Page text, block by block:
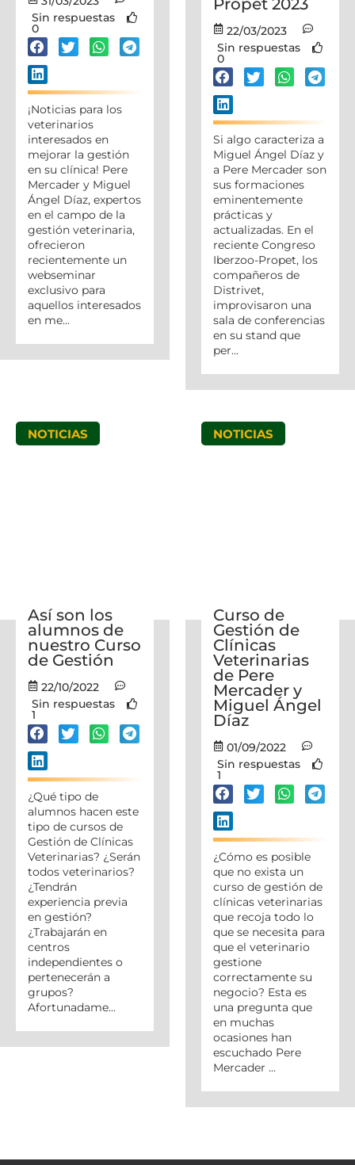
Sin respuestas
0
¡Noticias para los
veterinarios
interesados en
mejorar la gestión
en su clínica! Pere
Mercader y Miguel
Ángel Díaz, expertos
en el campo de la
gestión veterinaria,
ofrecieron
recientemente un
webseminar
exclusivo para
aquellos interesados
en me...
22/03/2023
Sin respuestas
0
Si algo caracteriza a
Miguel Ángel Díaz y
a Pere Mercader son
sus formaciones
eminentemente
prácticas y
actualizadas. En el
reciente Congreso
Iberzoo-Propet, los
compañeros de
Distrivet,
improvisaron una
sala de conferencias
en su stand que
per...
NOTICIAS
Así son los
alumnos de
nuestro Curso
de Gestión
22/10/2022
Sin respuestas
1
¿Qué tipo de
alumnos hacen este
tipo de cursos de
Gestión de Clínicas
Veterinarias? ¿Serán
todos veterinarios?
¿Tendrán
experiencia previa
en gestión?
¿Trabajarán en
centros
independientes o
pertenecerán a
grupos?
Afortunadame...
NOTICIAS
Curso de
Gestión de
Clínicas
Veterinarias
de Pere
Mercader y
Miguel Ángel
Díaz
01/09/2022
Sin respuestas
1
¿Cómo es posible
que no exista un
curso de gestión de
clínicas veterinarias
que recoja todo lo
que se necesita para
que el veterinario
gestione
correctamente su
negocio? Esta es
una pregunta que
en muchas
ocasiones han
escuchado Pere
Mercader ...